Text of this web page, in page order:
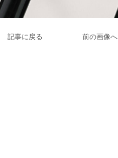
記事に戻る 前の画像へ